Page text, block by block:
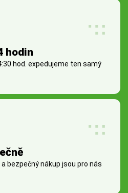
hodin
hod. expedujeme ten samý
bezpečný nákup jsou pro nás